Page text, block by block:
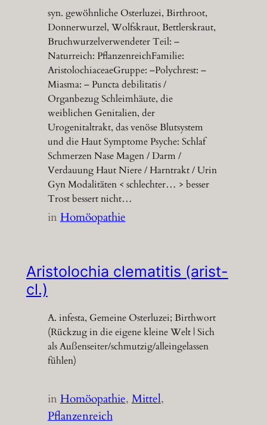
syn. gewöhnliche Osterluzei, Birthroot,
Donnerwurzel, Wolfskraut, Bettlerskraut,
Bruchwurzelverwendeter Teil: –
Naturreich: PflanzenreichFamilie:
AristolochiaceaeGruppe: –Polychrest: –
Miasma: – Puncta debilitatis /
Organbezug Schleimhäute, die
weiblichen Genitalien, der
Urogenitaltrakt, das venöse Blutsystem
und die Haut Symptome Psyche: Schlaf
Schmerzen Nase Magen / Darm /
Verdauung Haut Niere / Harntrakt / Urin
Gyn Modalitäten < schlechter… > besser
Trost bessert nicht…
inHomöopathie
Aristolochia clematitis (arist-
cl.)
A. infesta, Gemeine Osterluzei; Birthwort
(Rückzug in die eigene kleine Welt | Sich
als Außenseiter/schmutzig/alleingelassen
fühlen)
inHomöopathie, Mittel
Pflanzenreich